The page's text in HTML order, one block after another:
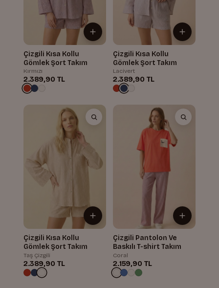
Çizgili Kısa Kollu
Gömlek Şort Takım
Kırmızı
2.389,90 TL
Çizgili Kısa Kollu
Gömlek Şort Takım
Lacivert
2.389,90 TL
Çizgili Kısa Kollu
Gömlek Şort Takım
Taş Çizgili
2.389,90 TL
Çizgili Pantolon Ve
Baskılı T-shirt Takım
Coral
2.159,90 TL